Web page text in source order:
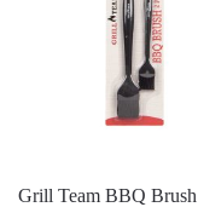
Grill Team BBQ Brush